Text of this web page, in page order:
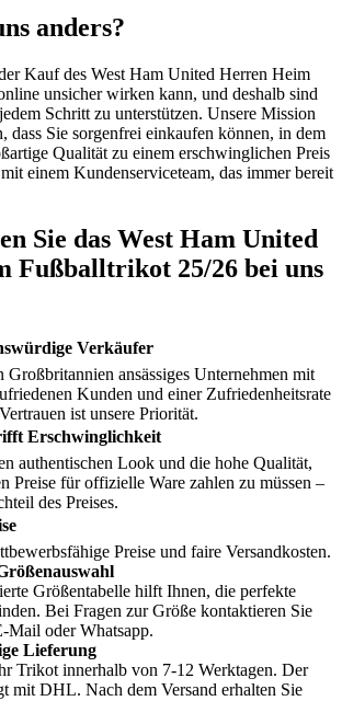
anders?
Kauf des West Ham United Herren Heim
unsicher wirken kann, und deshalb sind
Schritt zu unterstützen. Unsere Mission
dass Sie sorgenfrei einkaufen können, in dem
Qualität zu einem erschwinglichen Preis
einem Kundenserviceteam, das immer bereit
Sie das West Ham United
Fußballtrikot 25/26 bei uns
Verkäufer
Großbritannien ansässiges Unternehmen mit
Kunden und einer Zufriedenheitsrate
ist unsere Priorität.
Erschwinglichkeit
authentischen Look und die hohe Qualität,
Preise für offizielle Ware zahlen zu müssen –
des Preises.
Preise und faire Versandkosten.
Größentabelle hilft Ihnen, die perfekte
Bei Fragen zur Größe kontaktieren Sie
Mail oder Whatsapp.
Lieferung
Trikot innerhalb von 7-12 Werktagen. Der
mit DHL. Nach dem Versand erhalten Sie